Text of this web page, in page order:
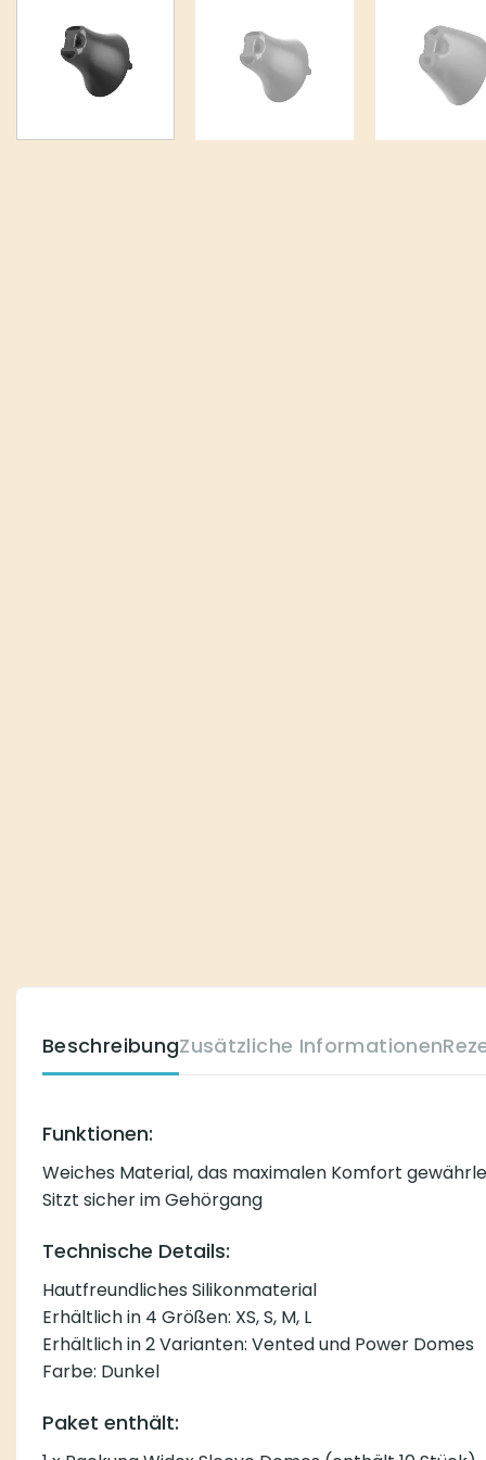
BeschreibungZusätzliche Informationen
Funktionen:
Weiches Material, das maximalen Komfort
Sitzt sicher im Gehörgang
Technische Details:
Hautfreundliches Silikonmaterial
Erhältlich in 4 Größen: XS, S, M, L
Erhältlich in 2 Varianten: Vented und Power Domes
Farbe: Dunkel
Paket enthält: